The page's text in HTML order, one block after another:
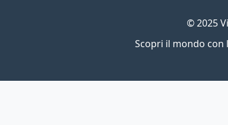
© 2025
Scopri il mondo con